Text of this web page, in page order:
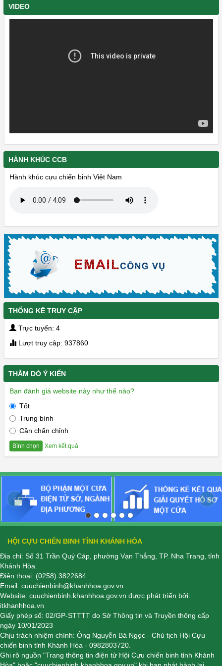
DANH SÁCH LIỆT SĨ CÒN THIẾU THÔNG TIN - PHẦN 22 VÀ
VIDEO
HÀNH KHÚC CCB
Hành khúc cựu chiến binh Việt Nam
THỐNG KÊ TRUY CẬP
Trực tuyến: 4
Lượt truy cập: 937860
THĂM DÒ Ý KIẾN
Bạn đánh giá website này như thế nào?
Tốt
Trung bình
Cần chấn chỉnh
Bình chọn Xem kết quả
‹ ›
HỘI CỰU CHIẾN BINH TỈNH KHÁNH HÒA
Địa chỉ: Số 31 Trần Quý Cáp, phường Vạn Thắng, TP. Nha Trang, tỉnh
Khánh Hòa.
Điện thoại: (0258) 3822684
Email: cuuchienbinh@khanhhoa.gov.vn
Website: cuuchienbinh.khanhhoa.gov.vn được phát triển bởi:
itkhanhhoa.vn
Giấy phép số: 02/GP-STTTT do Sở Thông tin và Truyền thông cấp
ngày 10/01/2023
Chịu trách nhiệm chính: Ông Nguyễn Bá Ngọc - Chủ tịch Hội Cựu
chiến binh tỉnh Khánh Hòa - 0982803720.
Ghi rõ nguồn "Trang thông tin điện tử Hội Cựu chiến binh tỉnh Khánh